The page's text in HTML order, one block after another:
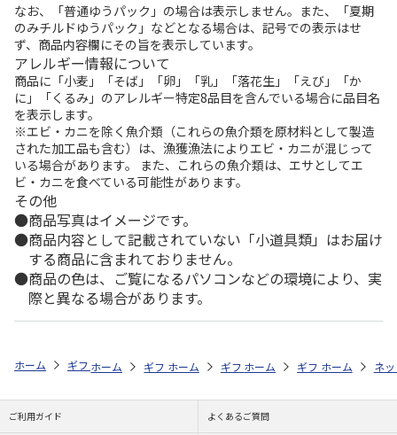
なお、「普通ゆうパック」の場合は表示しません。また、「夏期
のみチルドゆうパック」などとなる場合は、記号での表示はせ
ず、商品内容欄にその旨を表示しています。
アレルギー情報について
商品に「小麦」「そば」「卵」「乳」「落花生」「えび」「か
に」「くるみ」のアレルギー特定8品目を含んでいる場合に品目名
を表示します。
※エビ・カニを除く魚介類（これらの魚介類を原材料として製造
された加工品も含む）は、漁獲漁法によりエビ・カニが混じって
いる場合があります。 また、これらの魚介類は、エサとしてエ
ビ・カニを食べている可能性があります。
その他
商品写真はイメージです。
商品内容として記載されていない「小道具類」はお届け
する商品に含まれておりません。
商品の色は、ご覧になるパソコンなどの環境により、実
際と異なる場合があります。
ホーム ギフトストア お中元・夏ギフト特集 2026 おつまみ・お惣菜
ホーム ギフトストア お中元・夏ギフト特集 2026
ホーム ギフトストア お中元・夏ギフト
ホーム ギフトストア お
ホーム ネ
ご利用ガイド よくあるご質問